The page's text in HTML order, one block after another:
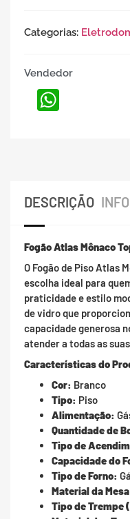
Categorias:
Vendedor
DESCRIÇÃO
Fogão Atlas Mônaco
O Fogão de Piso Atlas
escolha ideal para
praticidade e estilo
de vidro que
capacidade generosa
atender a todas as
Características do
Cor: Branco
Tipo: Piso
Alimentação:
Quantidade de
Tipo de
Capacidade do
Tipo de Forno:
Material da
Tipo de Trempe